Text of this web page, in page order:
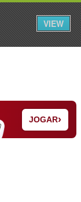
Sessão
JOGAR›
VIEW